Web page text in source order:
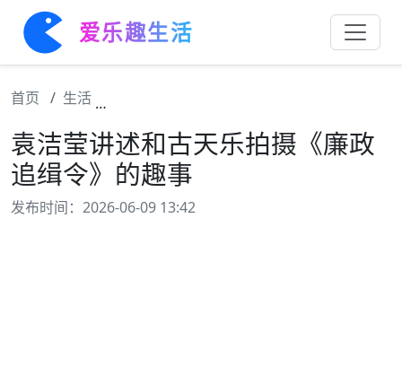
爱乐趣生活
首页 生活
袁洁莹讲述和古天乐拍摄《廉政
追缉令》的趣事
发布时间：2026-06-09 13:42